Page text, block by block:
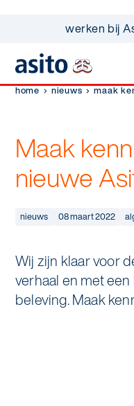
werken bij
Suggesties
one go - werk
op weg naar
duurzame
home
diensten
Dagelijkse
Interieurreiniging
Vloerreiniging
Schoonmaak
sectoren
Industrie
Mobiliteit
Wij zijn Asito
Ons verhaal
home nieuws maak
Maak
nieuwe
nieuws 08 maart 2022
Wij zijn klaar voor
verhaal en met
beleving. Maak